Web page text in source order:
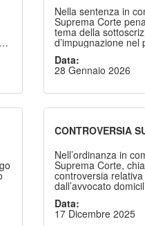
TITOLARE -
Nella sentenza in
Suprema Corte
tema della
d’impugnazione
chiarendo i confini
comma 7, lett. a),
appello sottoscritto
che sia dimostrata
imputabile al
Data:
28 Gennaio 2026
CONTROVERSIA
IN
Nell’ordinanza in
Suprema Corte,
controversia
dall’avvocato
importanti principi in
procedimenti de
14 d.lgs. n. 150/
Data:
17 Dicembre 2025